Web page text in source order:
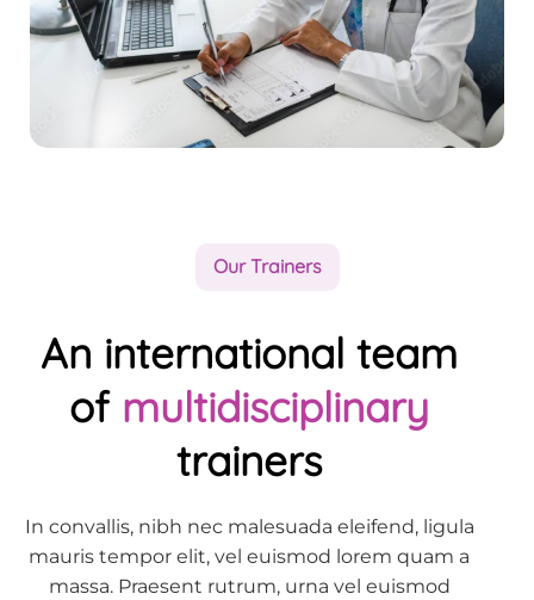
Our Trainers
An international team
of multidisciplinary
trainers
In convallis, nibh nec malesuada eleifend, ligula
mauris tempor elit, vel euismod lorem quam a
massa. Praesent rutrum, urna vel euismod